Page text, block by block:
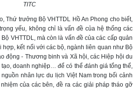
TITC
Thứ trưởng Bộ VHTTDL Hồ An Phong cho biết,
yếu, không chỉ là vấn đề của hệ thống các
VHTTDL, mà còn là vấn đề của các cấp quản
hợp, kết nối với các bộ, ngành liên quan như Bộ
động - Thương binh và Xã hội, các Hiệp hội du
doanh nghiệp… để có thể đánh giá tổng thể,
nhân lực du lịch Việt Nam trong bối cảnh
của các bên, đề ra các giải pháp tháo gỡ